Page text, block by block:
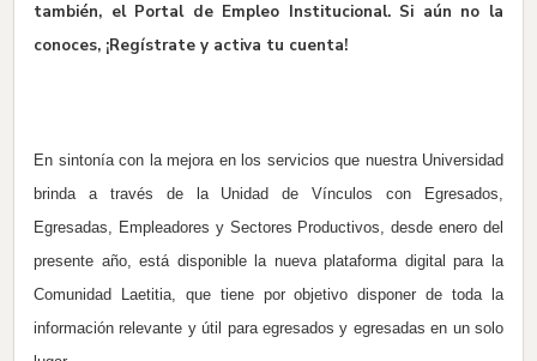
también, el Portal de Empleo Institucional. Si aún no la
conoces, ¡Regístrate y activa tu cuenta!
En sintonía con la mejora en los servicios que nuestra Universidad
brinda a través de la Unidad de Vínculos con Egresados,
Egresadas, Empleadores y Sectores Productivos, desde enero del
presente año, está disponible la nueva plataforma digital para la
Comunidad Laetitia, que tiene por objetivo disponer de toda la
información relevante y útil para egresados y egresadas en un solo